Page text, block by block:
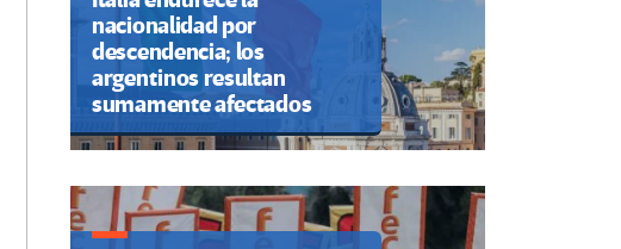
nacionalidad por
descendencia; los
argentinos resultan
sumamente afectados